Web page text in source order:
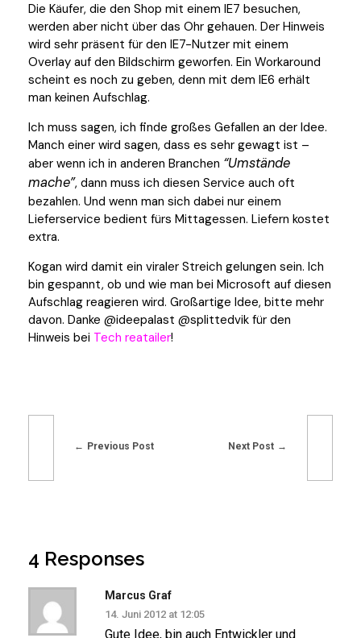
Die Käufer, die den Shop mit einem IE7 besuchen,
werden aber nicht über das Ohr gehauen. Der Hinweis
wird sehr präsent für den IE7-Nutzer mit einem
Overlay auf den Bildschirm geworfen. Ein Workaround
scheint es noch zu geben, denn mit dem IE6 erhält
man keinen Aufschlag.
Ich muss sagen, ich finde großes Gefallen an der Idee.
Manch einer wird sagen, dass es sehr gewagt ist –
aber wenn ich in anderen Branchen Umstände
mache , dann muss ich diesen Service auch oft
bezahlen. Und wenn man sich dabei nur einem
Lieferservice bedient fürs Mittagessen. Liefern kostet
extra.
Kogan wird damit ein viraler Streich gelungen sein. Ich
bin gespannt, ob und wie man bei Microsoft auf diesen
Aufschlag reagieren wird. Großartige Idee, bitte mehr
davon. Danke @ideepalast @splittedvik für den
Hinweis bei Tech reatailer!
Previous Post Next Post
4 Responses
Marcus Graf
14. Juni 2012 at 12:05
Gute Idee, bin auch Entwickler und